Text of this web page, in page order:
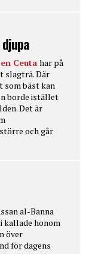
Ceuta har på
slagträ. Där
som bäst kan
borde istället
Det är
och går
al-Banna
kallade honom
över
för dagens